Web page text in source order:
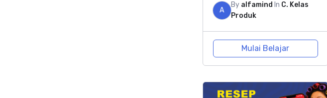
A
By alfamind In C. Kelas
Produk
Mulai Belajar